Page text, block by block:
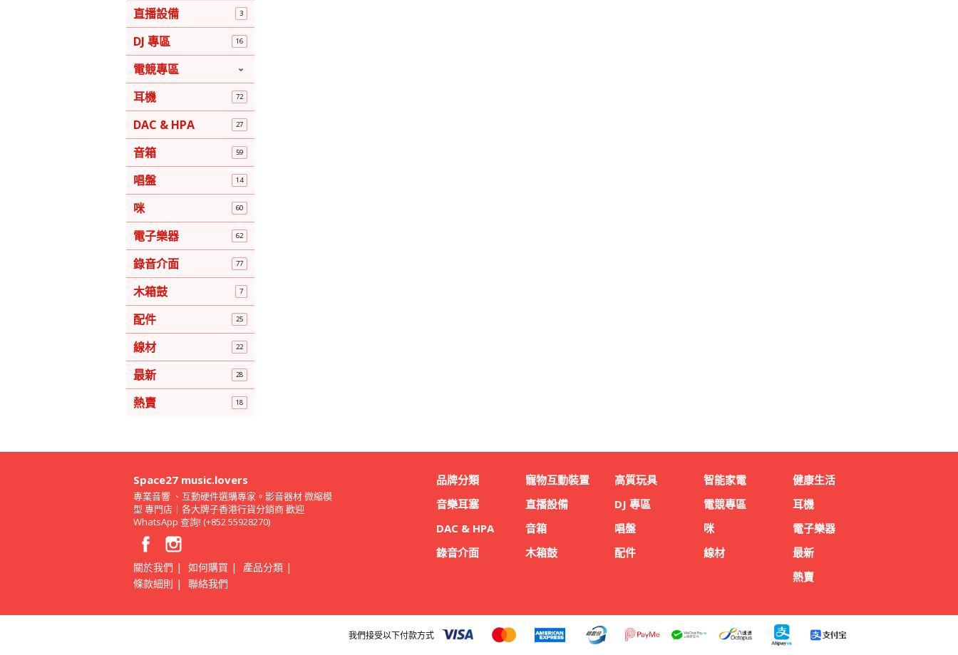
直播設備 3
DJ 專區 16
電競專區
耳機
72
DAC & HPA 27
音箱 59
唱盤 14
咪 60
電子樂器 62
錄音介面 77
木箱鼓 7
配件 25
線材 22
最新 28
熱賣 18
Space27 music.lovers
專業音響 、互動硬件選購專家。影音器材 微縮模
型 專門店｜各大牌子香港行貨分銷商 歡迎
WhatsApp 查詢! (+852 55928270)
關於我們 | 如何購買 | 產品分類 |
條款細則 | 聯絡我們
品牌分類 寵物互動裝置 高質玩具 智能家電
健康生活
音樂耳塞
直播設備 DJ 專區 電競專區
耳機
DAC & HPA
音箱 唱盤 咪
電子樂器
錄音介面
木箱鼓 配件 線材
最新
熱賣
我們接受以下付款方式